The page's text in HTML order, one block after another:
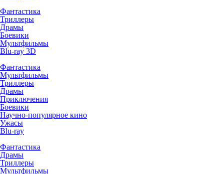
Фантастика
Триллеры
Драмы
Боевики
Мультфильмы
Blu-ray 3D
Фантастика
Мультфильмы
Триллеры
Драмы
Приключения
Боевики
Научно-популярное кино
Ужасы
Blu-ray
Фантастика
Драмы
Триллеры
Мультфильмы